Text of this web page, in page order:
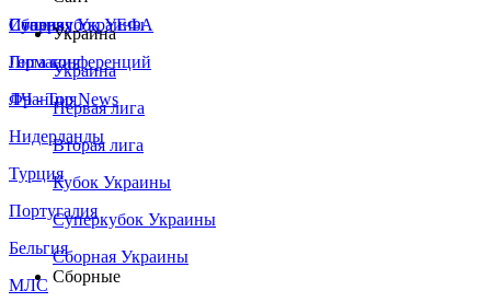
Сборная Украины
Италия
Германия
Франция
Нидерланды
Турция
Португалия
Бельгия
МЛС
Суперкубок УЕФА
Лига конференций
ЛЧ - Top News
Украина
Украина
Первая лига
Вторая лига
Кубок Украины
Суперкубок Украины
Сборная Украины
Сборные